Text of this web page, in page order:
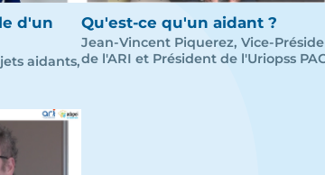
d'un
aidants,
Qu'est-ce qu'un aidant ?
Jean-Vincent Piquerez, Vice-
de l'ARI et Président de l'Uriopss